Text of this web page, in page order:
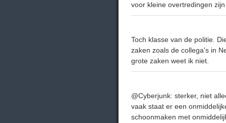
voor kleine overtredingen
Toch klasse van de politie.
zaken zoals de collega's in
grote zaken weet ik niet.
@Cyberjunk: sterker, niet
vaak staat er een
schoonmaken met